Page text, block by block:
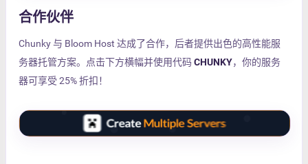
合作伙伴
Chunky 与 Bloom Host 达成了合作，后者提供出色的高性能服
务器托管方案。点击下方横幅并使用代码 CHUNKY，你的服务
器可享受 25% 折扣！